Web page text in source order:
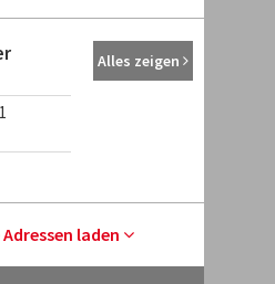
Alles zeigen
laden